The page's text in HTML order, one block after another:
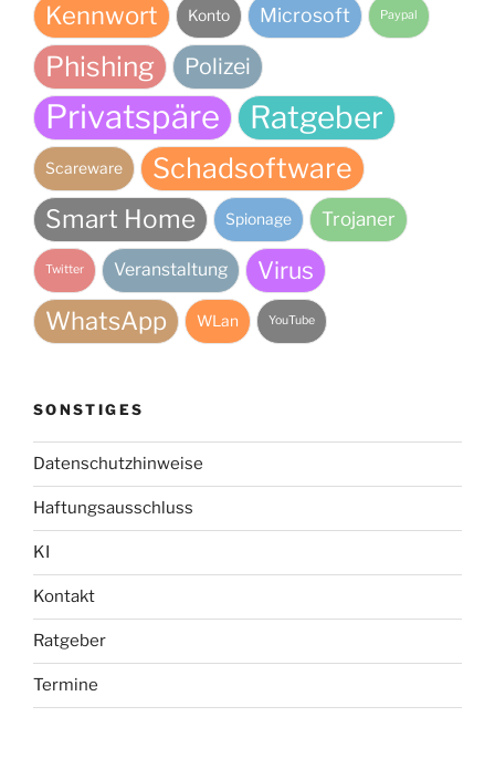
Kennwort Konto Microsoft Paypal
Phishing Polizei
Privatspäre Ratgeber
Scareware Schadsoftware
Smart Home Spionage Trojaner
Twitter Veranstaltung
Virus
WhatsApp
WLan YouTube
SONSTIGES
Datenschutzhinweise
Haftungsausschluss
KI
Kontakt
Ratgeber
Termine